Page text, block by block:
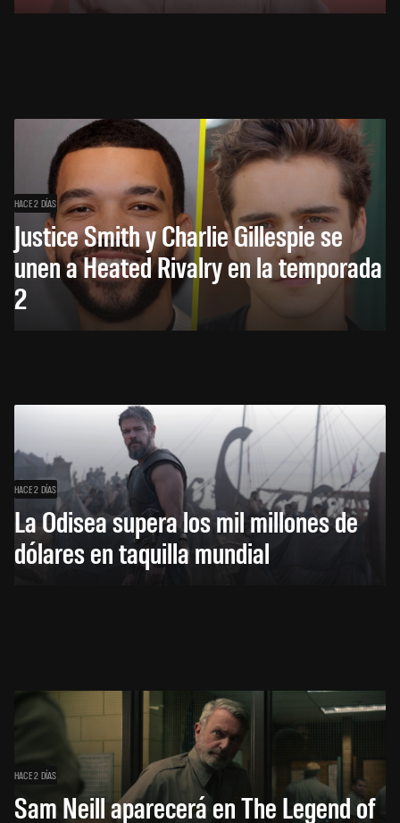
HACE 2 DÍAS
Justice Smith y Charlie Gillespie se
unen a Heated Rivalry en la temporada
2
HACE 2 DÍAS
La Odisea supera los mil millones de
dólares en taquilla mundial
HACE 2 DÍAS
Sam Neill aparecerá en The Legend of